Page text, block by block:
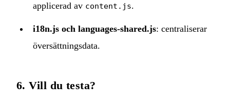
applicerad av content.js.
i18n.js och languages-shared.js: centraliserar
översättningsdata.
6. Vill du testa?